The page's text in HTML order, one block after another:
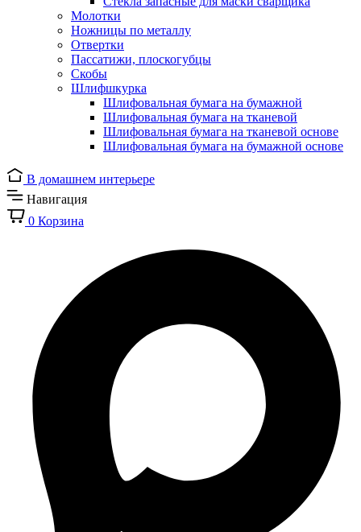
Молотки
Ножницы по металлу
Отвертки
Пассатижи, плоскогубцы
Скобы
Шлифшкурка
Шлифовальная бумага на бумажной
Шлифовальная бумага на тканевой
Шлифовальная бумага на тканевой основе
Шлифовальная бумага на бумажной основе
В домашнем интерьере
Навигация
0 Корзина